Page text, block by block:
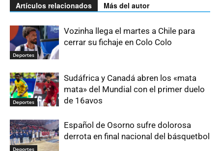
Artículos relacionados Más del autor
Deportes
Vozinha llega el martes a Chile para
cerrar su fichaje en Colo Colo
Deportes
Sudáfrica y Canadá abren los «mata
mata» del Mundial con el primer duelo
de 16avos
Deportes
Español de Osorno sufre dolorosa
derrota en final nacional del básquetbol